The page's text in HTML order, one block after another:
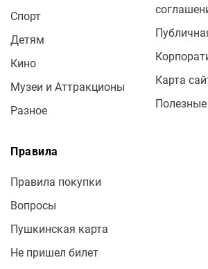
Спорт
Детям
Кино
Музеи и Аттракционы
Разное
Карта
Правила
Правила покупки
Вопросы
Пушкинская карта
Не пришел билет